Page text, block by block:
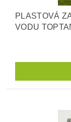
PLASTOVÁ
VODU